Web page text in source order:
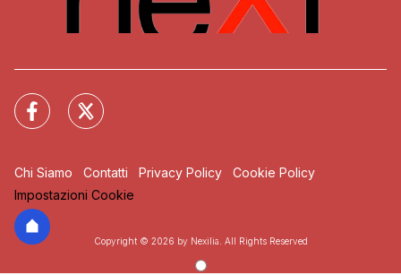
Chi Siamo Contatti Privacy Policy
Cookie Policy
Impostazioni Cookie
Copyright © 2026 by Nexilia. All Rights Reserved